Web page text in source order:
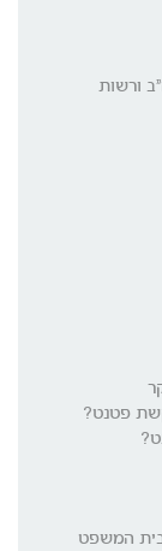
ורשות
פטנט?
המשפט